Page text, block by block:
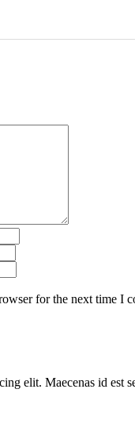
for the next time I
elit. Maecenas id est